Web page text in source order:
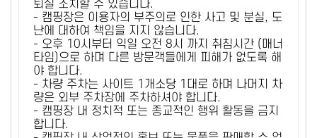
퇴실 조치할 수 있습니다.
- 캠핑장은 이용자의 부주의로 인한 사고 및 분실, 도
난에 대하여 책임을 지지 않습니다.
- 오후 10시부터 익일 오전 8시 까지 취침시간 (매너
타임)으로 하며 다른 방문객들에게 피해가 없도록 해
야 합니다.
- 차량 주차는 사이트 1개소당 1대로 하며 나머지 차
량은 외부 주차장에 주차하셔야 합니다.
- 캠핑장 내 정치적 또는 종교적인 행위 활동을 금지
합니다.